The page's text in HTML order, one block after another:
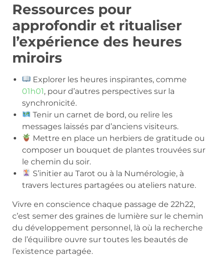
Ressources pour
approfondir et ritualiser
l’expérience des heures
miroirs
Explorer les heures inspirantes, comme
01h01, pour d’autres perspectives sur la
synchronicité.
Tenir un carnet de bord, ou relire les
messages laissés par d’anciens visiteurs.
Mettre en place un herbiers de gratitude ou
composer un bouquet de plantes trouvées sur
le chemin du soir.
S’initier au Tarot ou à la Numérologie, à
travers lectures partagées ou ateliers nature.
Vivre en conscience chaque passage de 22h22,
c’est semer des graines de lumière sur le chemin
du développement personnel, là où la recherche
de l’équilibre ouvre sur toutes les beautés de
l’existence partagée.